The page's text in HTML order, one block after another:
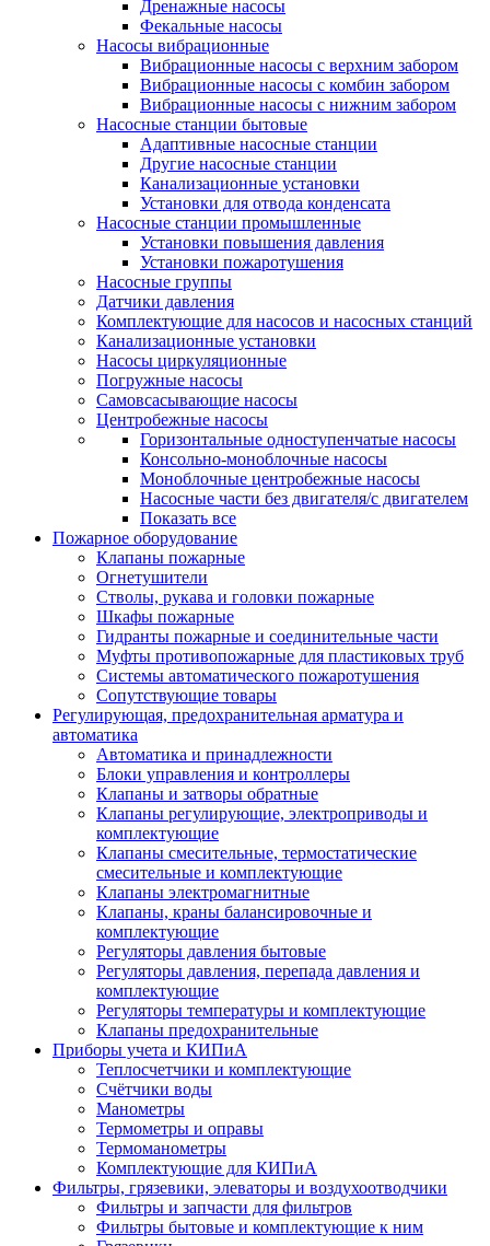
Дренажные насосы
Фекальные насосы
Насосы вибрационные
Вибрационные насосы с верхним забором
Вибрационные насосы с комбин забором
Вибрационные насосы с нижним забором
Насосные станции бытовые
Адаптивные насосные станции
Другие насосные станции
Канализационные установки
Установки для отвода конденсата
Насосные станции промышленные
Установки повышения давления
Установки пожаротушения
Насосные группы
Датчики давления
Комплектующие для насосов и насосных станций
Канализационные установки
Насосы циркуляционные
Погружные насосы
Самовсасывающие насосы
Центробежные насосы
Горизонтальные одноступенчатые насосы
Консольно-моноблочные насосы
Моноблочные центробежные насосы
Насосные части без двигателя/с двигателем
Показать все
Пожарное оборудование
Клапаны пожарные
Огнетушители
Стволы, рукава и головки пожарные
Шкафы пожарные
Гидранты пожарные и соединительные части
Муфты противопожарные для пластиковых труб
Системы автоматического пожаротушения
Сопутствующие товары
Регулирующая, предохранительная арматура и
автоматика
Автоматика и принадлежности
Блоки управления и контроллеры
Клапаны и затворы обратные
Клапаны регулирующие, электроприводы и
комплектующие
Клапаны смесительные, термостатические
смесительные и комплектующие
Клапаны электромагнитные
Клапаны, краны балансировочные и
комплектующие
Регуляторы давления бытовые
Регуляторы давления, перепада давления и
комплектующие
Регуляторы температуры и комплектующие
Клапаны предохранительные
Приборы учета и КИПиА
Теплосчетчики и комплектующие
Счётчики воды
Манометры
Термометры и оправы
Термоманометры
Комплектующие для КИПиА
Фильтры, грязевики, элеваторы и воздухоотводчики
Фильтры и запчасти для фильтров
Фильтры бытовые и комплектующие к ним